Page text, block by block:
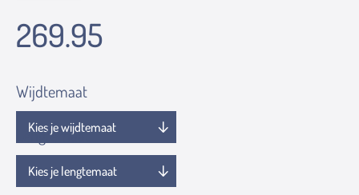
269.95
Wijdtemaat
Lengtemaat